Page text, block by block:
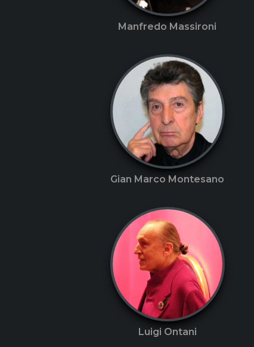
Manfredo Massironi
Gian Marco Montesano
Luigi Ontani